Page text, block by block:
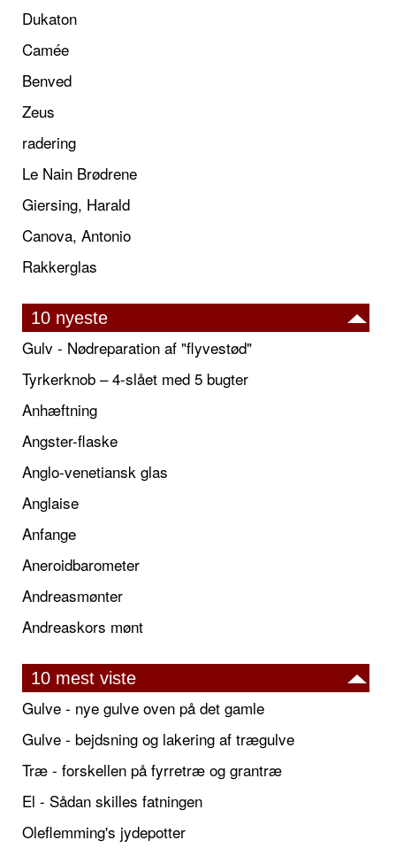
Dukaton
Camée
Benved
Zeus
radering
Le Nain Brødrene
Giersing, Harald
Canova, Antonio
Rakkerglas
10 nyeste
Gulv - Nødreparation af "flyvestød"
Tyrkerknob – 4-slået med 5 bugter
Anhæftning
Angster-flaske
Anglo-venetiansk glas
Anglaise
Anfange
Aneroidbarometer
Andreasmønter
Andreaskors mønt
10 mest viste
Gulve - nye gulve oven på det gamle
Gulve - bejdsning og lakering af trægulve
Træ - forskellen på fyrretræ og grantræ
El - Sådan skilles fatningen
Oleflemming's jydepotter